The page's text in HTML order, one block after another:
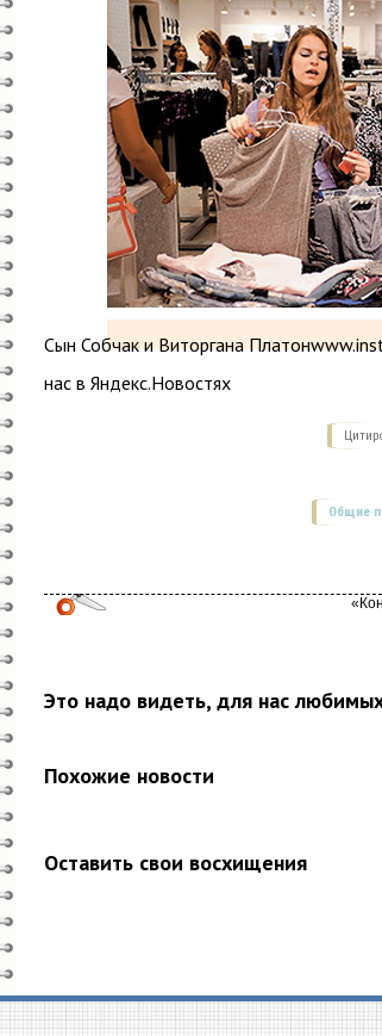
Сын Собчак и Виторгана
нас в Яндекс.Новостях
Общие
Это надо видеть, для нас
Похожие новости
Оставить свои восхищения